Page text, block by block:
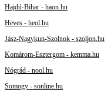
Hajdú-Bihar - haon.hu
Heves - heol.hu
Jász-Nagykun-Szolnok - szoljon.hu
Komárom-Esztergom - kemma.hu
Nógrád - nool.hu
Somogy - sonline.hu